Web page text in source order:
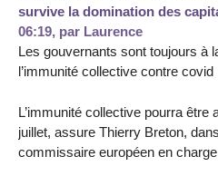
survive la domination des
06:19, par Laurence
Les gouvernants sont toujours à
l’immunité collective contre covid
L’immunité collective pourra être
juillet, assure Thierry Breton,
commissaire européen en